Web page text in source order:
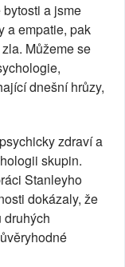
a jsme
a empatie, pak
Můžeme se
dnešní hrůzy,
zdraví a
skupin.
Stanleyho
dokázaly, že
druhých